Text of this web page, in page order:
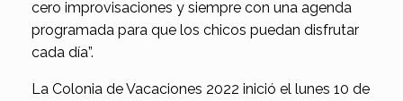
cero improvisaciones y siempre con una agenda
programada para que los chicos puedan disfrutar
cada día”.
La Colonia de Vacaciones 2022 inició el lunes 10 de